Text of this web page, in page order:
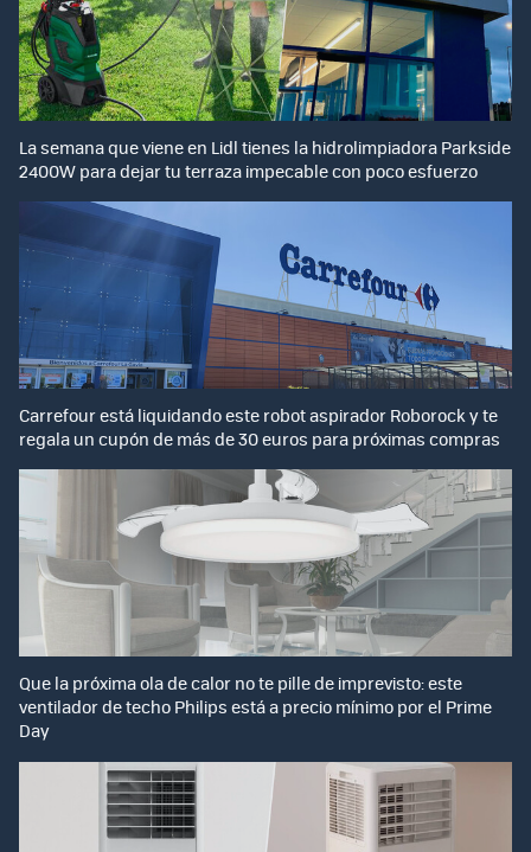
La semana que viene en Lidl tienes la hidrolimpiadora Parkside
2400W para dejar tu terraza impecable con poco esfuerzo
Carrefour está liquidando este robot aspirador Roborock y te
regala un cupón de más de 30 euros para próximas compras
Que la próxima ola de calor no te pille de imprevisto: este
ventilador de techo Philips está a precio mínimo por el Prime
Day